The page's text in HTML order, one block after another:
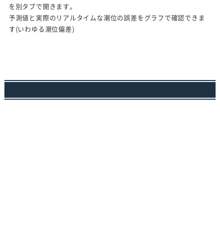
を別タブで開きます。
予測値と実際のリアルタイムな潮位の誤差をグラフで確認できま
す(いわゆる潮位偏差)